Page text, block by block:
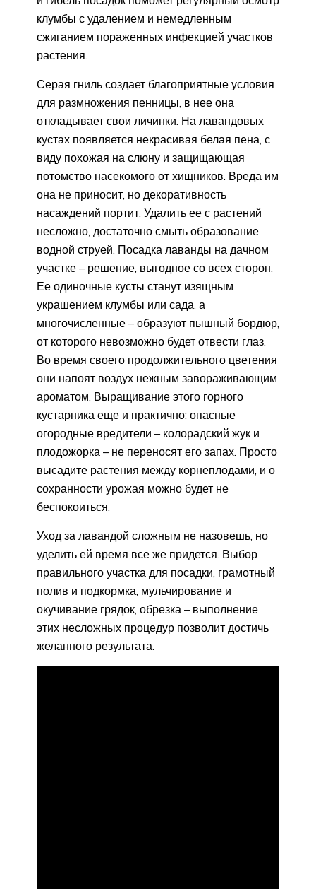
клумбы с удалением и немедленным
сжиганием пораженных инфекцией участков
растения.
Серая гниль создает благоприятные условия
для размножения пенницы, в нее она
откладывает свои личинки. На лавандовых
кустах появляется некрасивая белая пена, с
виду похожая на слюну и защищающая
потомство насекомого от хищников. Вреда им
она не приносит, но декоративность
насаждений портит. Удалить ее с растений
несложно, достаточно смыть образование
водной струей. Посадка лаванды на дачном
участке – решение, выгодное со всех сторон.
Ее одиночные кусты станут изящным
украшением клумбы или сада, а
многочисленные – образуют пышный бордюр,
от которого невозможно будет отвести глаз.
Во время своего продолжительного цветения
они напоят воздух нежным завораживающим
ароматом. Выращивание этого горного
кустарника еще и практично: опасные
огородные вредители – колорадский жук и
плодожорка – не переносят его запах. Просто
высадите растения между корнеплодами, и о
сохранности урожая можно будет не
беспокоиться.
Уход за лавандой сложным не назовешь, но
уделить ей время все же придется. Выбор
правильного участка для посадки, грамотный
полив и подкормка, мульчирование и
окучивание грядок, обрезка – выполнение
этих несложных процедур позволит достичь
желанного результата.